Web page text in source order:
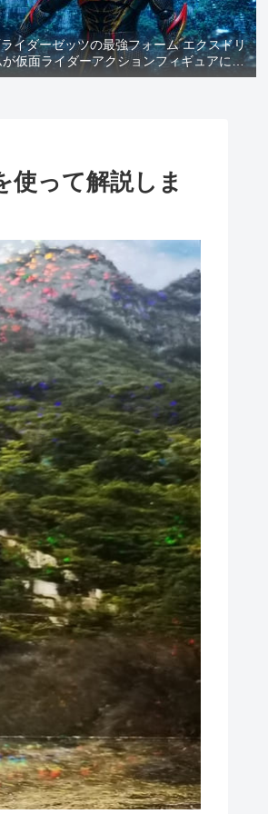
イダーゼッツの最強フォーム エクスドリ
仮面ライダーアクションフィギュアに登
～放送前にすぐに遊べる嬉しさ満点です
って解説しま